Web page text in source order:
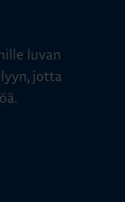
luvan
jotta